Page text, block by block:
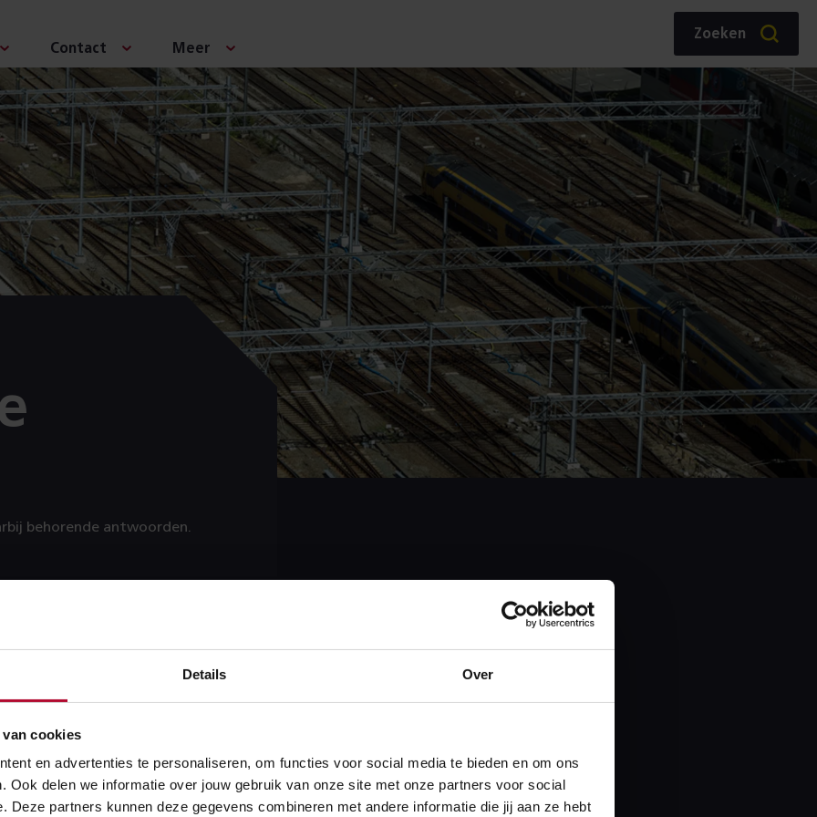
Details Over
cookies
en advertenties te personaliseren, om functies voor social media te bieden en om ons
Ook delen we informatie over jouw gebruik van onze site met onze partners voor social
Deze partners kunnen deze gegevens combineren met andere informatie die jij aan ze hebt
Contact Meer
Zoeken
behorende antwoorden.